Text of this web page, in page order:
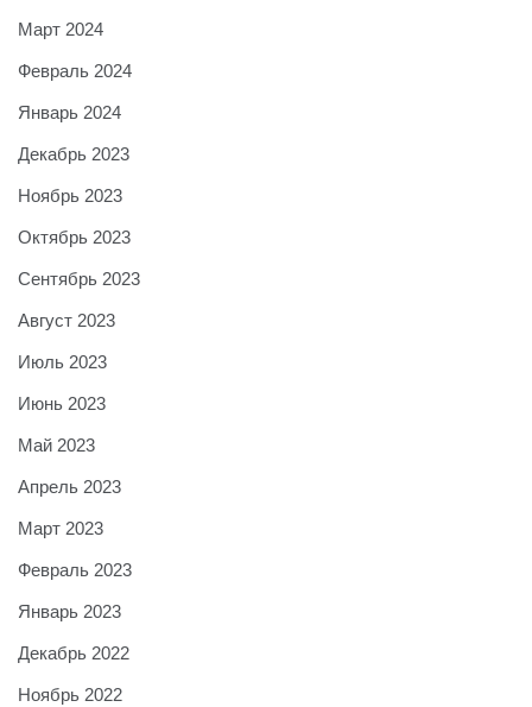
Март 2024
Февраль 2024
Январь 2024
Декабрь 2023
Ноябрь 2023
Октябрь 2023
Сентябрь 2023
Август 2023
Июль 2023
Июнь 2023
Май 2023
Апрель 2023
Март 2023
Февраль 2023
Январь 2023
Декабрь 2022
Ноябрь 2022